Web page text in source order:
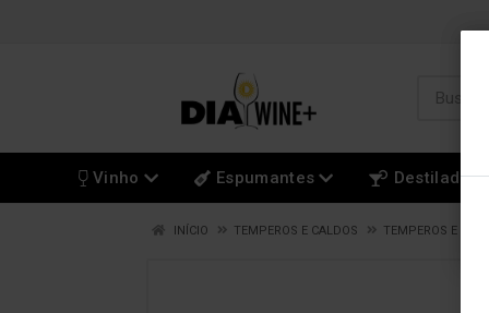
Vinho Espumantes Destilados
INÍCIO TEMPEROS E CALDOS TEMPEROS E